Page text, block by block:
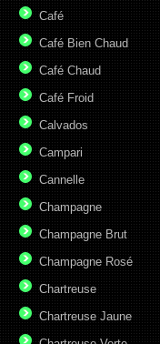
Café
Café Bien Chaud
Café Chaud
Café Froid
Calvados
Campari
Cannelle
Champagne
Champagne Brut
Champagne Rosé
Chartreuse
Chartreuse Jaune